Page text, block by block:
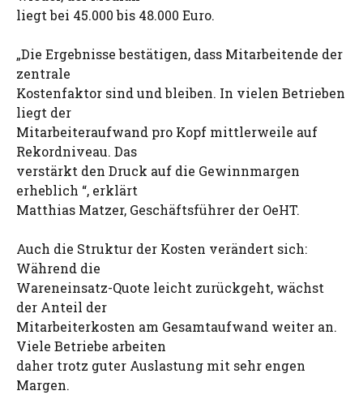
liegt bei 45.000 bis 48.000 Euro.
„Die Ergebnisse bestätigen, dass Mitarbeitende der
zentrale
Kostenfaktor sind und bleiben. In vielen Betrieben
liegt der
Mitarbeiteraufwand pro Kopf mittlerweile auf
Rekordniveau. Das
verstärkt den Druck auf die Gewinnmargen
erheblich “, erklärt
Matthias Matzer, Geschäftsführer der OeHT.
Auch die Struktur der Kosten verändert sich:
Während die
Wareneinsatz-Quote leicht zurückgeht, wächst
der Anteil der
Mitarbeiterkosten am Gesamtaufwand weiter an.
Viele Betriebe arbeiten
daher trotz guter Auslastung mit sehr engen
Margen.